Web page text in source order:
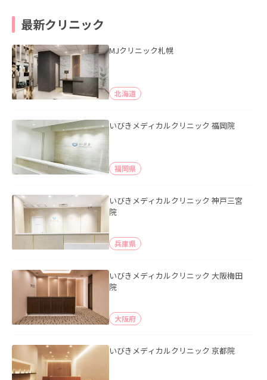
最新クリニック
MJクリニック札幌
北海道
いびきメディカルクリニック 福岡院
福岡県
いびきメディカルクリニック 神戸三宮
院
兵庫県
いびきメディカルクリニック 大阪梅田
院
大阪府
いびきメディカルクリニック 京都院